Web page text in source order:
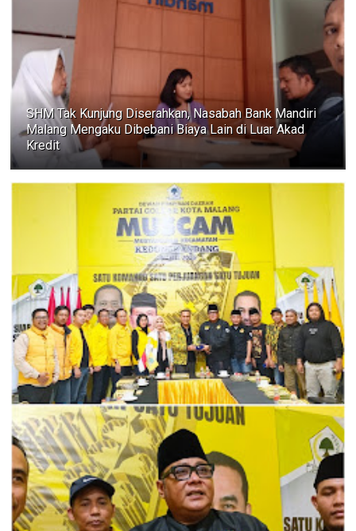
SHM Tak Kunjung Diserahkan, Nasabah Bank Mandiri
Malang Mengaku Dibebani Biaya Lain di Luar Akad
Kredit